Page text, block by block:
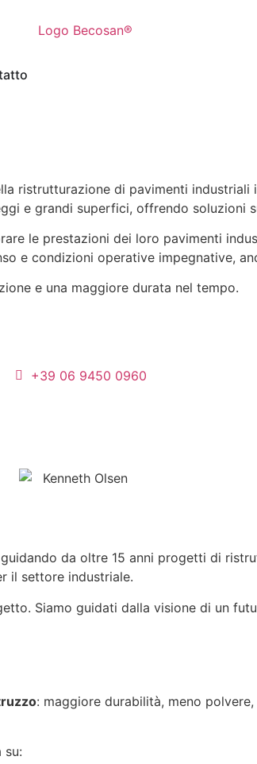
ristrutturazione di pavimenti
e grandi superfici, offrendo soluzioni
le prestazioni dei loro pavimenti
e condizioni operative impegnative,
e una maggiore durata nel tempo.
+39 06 9450 0960
da oltre 15 anni progetti di
il settore industriale.
Siamo guidati dalla visione di un
: maggiore durabilità, meno
su: